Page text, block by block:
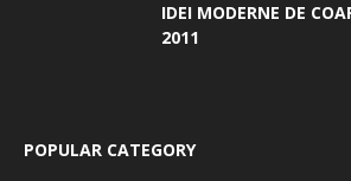
IDEI MODERNE DE
2011
POPULAR CATEGORY